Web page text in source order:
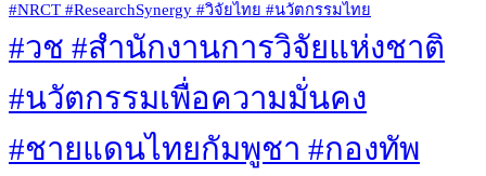
#NRCT #ResearchSynergy #วิจัยไทย #นวัตกรรมไทย
#วช #สำนักงานการวิจัยแห่งชาติ
#นวัตกรรมเพื่อความมั่นคง
#ชายแดนไทยกัมพูชา #กองทัพ